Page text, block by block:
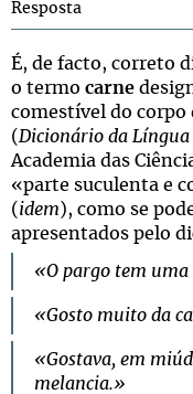
Resposta
É, de facto, correto
o termo carne
comestível do corpo
( Dicionário da
Academia das
«parte suculenta e
( idem), como se
apresentados pelo
«O pargo tem
«Gosto muito da
«Gostava, em
melancia.»